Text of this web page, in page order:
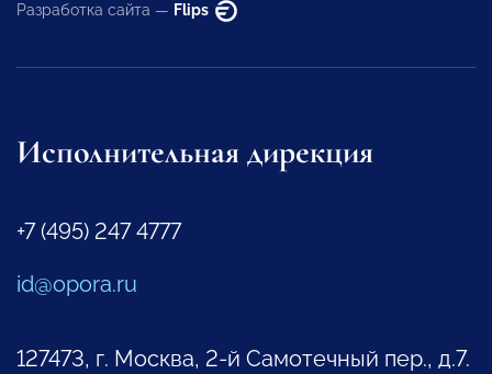
Разработка сайта — Flips
Исполнительная дирекция
+7 (495) 247 4777
id@opora.ru
127473, г. Москва, 2-й Самотечный пер., д.7.